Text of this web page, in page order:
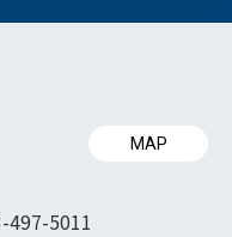
497-5011
MAP